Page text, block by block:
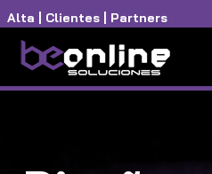
Alta Clientes Partners